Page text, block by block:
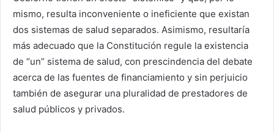
mismo, resulta inconveniente o ineficiente que existan
dos sistemas de salud separados. Asimismo, resultaría
más adecuado que la Constitución regule la existencia
de “un” sistema de salud, con prescindencia del debate
acerca de las fuentes de financiamiento y sin perjuicio
también de asegurar una pluralidad de prestadores de
salud públicos y privados.